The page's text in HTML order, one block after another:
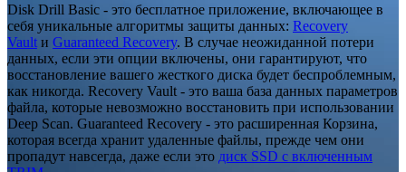
Disk Drill Basic - это бесплатное приложение, включающее в
себя уникальные алгоритмы защиты данных: Recovery
Vault и Guaranteed Recovery. В случае неожиданной потери
данных, если эти опции включены, они гарантируют, что
восстановление вашего жесткого диска будет беспроблемным,
как никогда. Recovery Vault - это ваша база данных параметров
файла, которые невозможно восстановить при использовании
Deep Scan. Guaranteed Recovery - это расширенная Корзина,
которая всегда хранит удаленные файлы, прежде чем они
пропадут навсегда, даже если это диск SSD с включенным